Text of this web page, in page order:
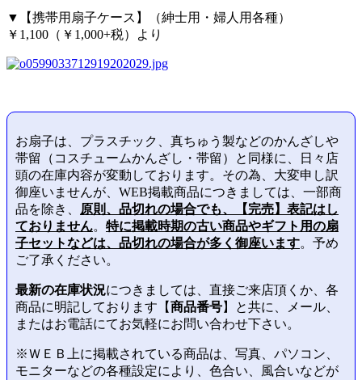
▼【携帯用扇子ケース】（紳士用・婦人用各種）
￥1,100（￥1,000+税）より
お扇子は、プラスチック、真ちゅう製などのかんざしや
帯留（コスチュームかんざし・帯留）と同様に、日々店
頭の在庫内容が変動しております。その為、大変申し訳
御座いませんが、WEB掲載商品につきましては、一部商
品を除き、 原則、品切れの場合でも、【完売】表記はし
ておりません。 特に掲載時期の古い商品やギフト用の扇
子セットなどは、品切れの場合が多く御座います。予め
ご了承ください。
最新の在庫状況につきましては、直接ご来店頂くか、各
商品に明記しております【 商品番号】と共に、メール、
またはお電話にてお気軽にお問い合わせ下さい。
※ＷＥＢ上に掲載されている商品は、写真、パソコン、
モニターなどの各種設定により、色合い、風合いなどが